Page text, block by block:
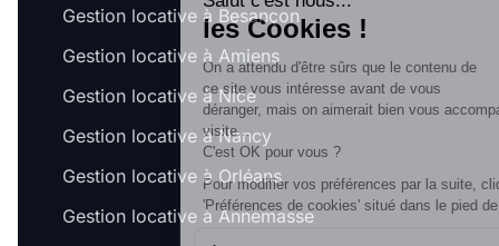
Gestion locative à Besançon
Gestion locative à Amiens
Gestion locative à Nice
Gestion locative à Nancy
Gestion locative à Orléans
Gestion locative à Annemasse
les Cookies !
On a attendu d'être sûrs que le contenu de
ce site vous intéresse avant de vous
déranger, mais on aimerait bien vous accompagner pendant votre
visite...
Pour modifier vos préférences par la suite, cliquez sur le lien
'Préférences de cookies' situé dans le pied de page.